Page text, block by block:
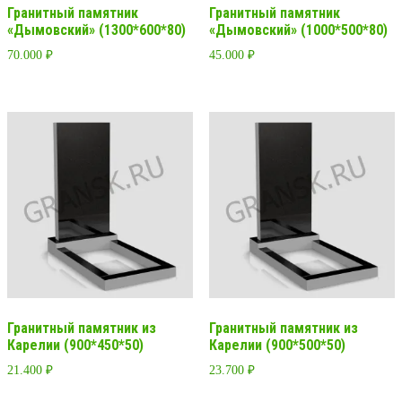
Гранитный памятник
«Дымовский» (1300*600*80)
70.000 ₽
Гранитный памятник
«Дымовский» (1000*500*80)
45.000 ₽
Гранитный памятник из
Карелии (900*450*50)
21.400 ₽
Гранитный памятник из
Карелии (900*500*50)
23.700 ₽